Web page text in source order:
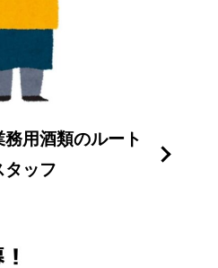
用酒類のルート
タッフ